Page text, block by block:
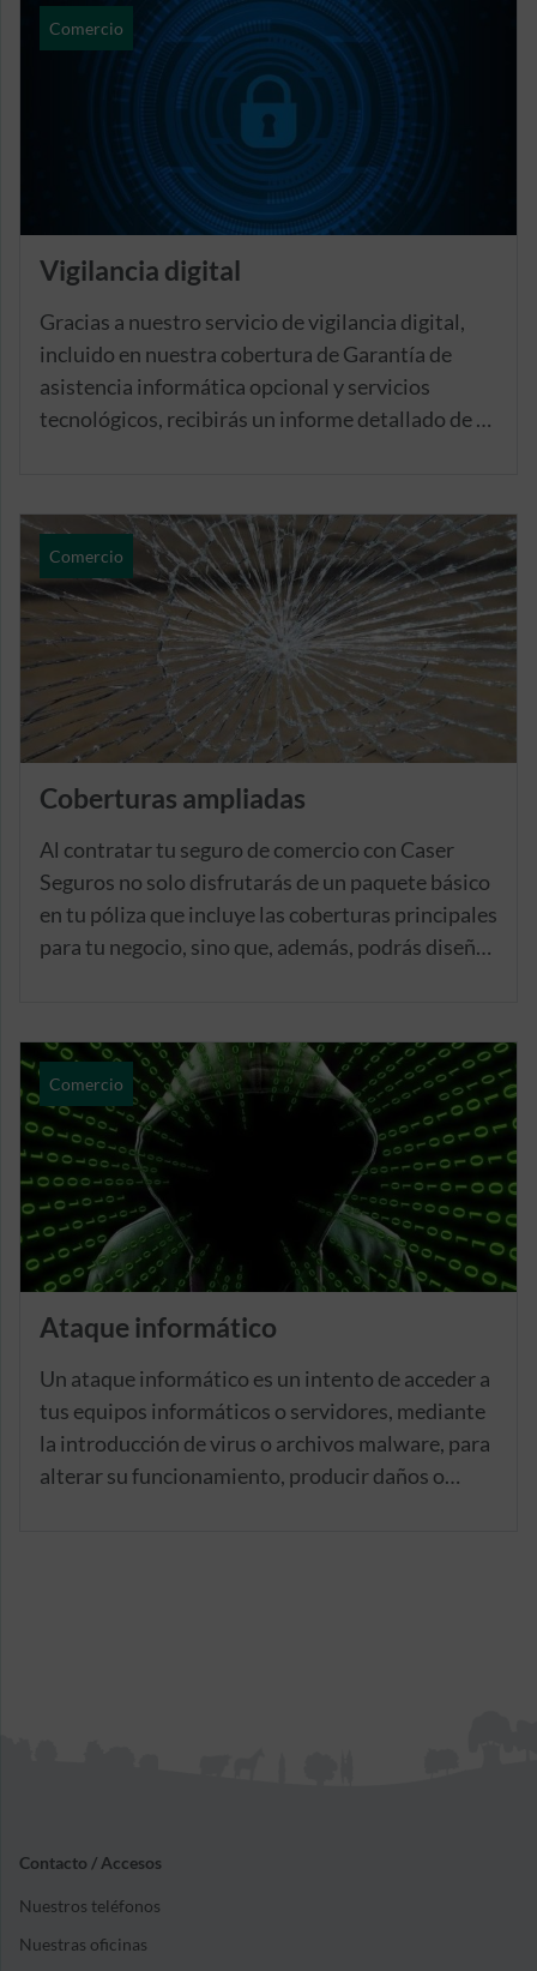
Comercio
Vigilancia digital
Gracias a nuestro servicio de vigilancia digital,
incluido en nuestra cobertura de Garantía de
asistencia informática opcional y servicios
tecnológicos, recibirás un informe detallado de tu
usuarios y clientes en este sentido.
Comercio
Coberturas ampliadas
Al contratar tu seguro de comercio con Caser
Seguros no solo disfrutarás de un paquete básico
en tu póliza que incluye las coberturas principales
para tu negocio, sino que, además, podrás diseñar
posibilidad de incluir nuestras coberturas
ampliadas.
Comercio
Ataque informático
Un ataque informático es un intento de acceder a
tus equipos informáticos o servidores, mediante
la introducción de virus o archivos malware, para
alterar su funcionamiento, producir daños o
Contacto / Accesos
Nuestros teléfonos
Nuestras oficinas